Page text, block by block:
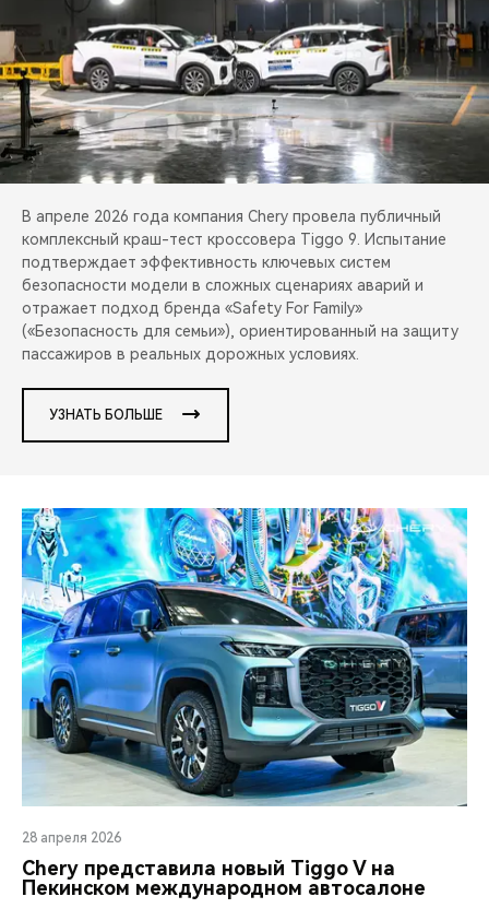
CHERY И СПОРТ
НАШИ МЕРОПРИЯТИЯ
ВИДЕООБЗОРЫ
CHERY ДЛЯ ДЕТЕЙ
В апреле 2026 года компания Chery провела публичный
комплексный краш-тест кроссовера Tiggo 9. Испытание
подтверждает эффективность ключевых систем
безопасности модели в сложных сценариях аварий и
отражает подход бренда «Safety For Family»
(«Безопасность для семьи»), ориентированный на защиту
пассажиров в реальных дорожных условиях.
УЗНАТЬ БОЛЬШЕ
28 апреля 2026
Chery представила новый Tiggo V на
Пекинском международном автосалоне